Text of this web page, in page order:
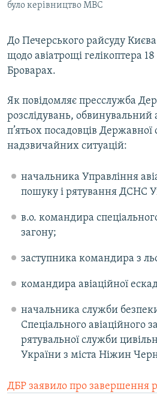
УКР
КТАТ
ДОЛУЧАЙСЯ!
Усі сайти RFE/RL
було керівництво МВС
До Печерського райсуду
щодо авіатрощі гелікоптера
Броварах.
Як повідомляє пресслужба
розслідувань,
п’ятьох посадовців Державної
надзвичайних ситуацій:
начальника Управління
пошуку і рятування ДСНС
в.о. командира
загону;
заступника командира з
командира авіаційної
начальника служби
Спеціального авіаційного
рятувальної служби
України з міста Ніжин
ДБР заявило про завершення